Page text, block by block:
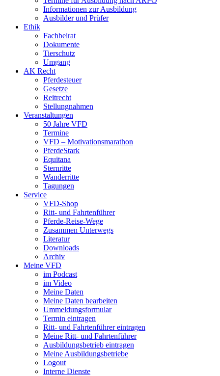
Informationen zur Ausbildung
Ausbilder und Prüfer
Ethik
Fachbeirat
Dokumente
Tierschutz
Umgang
AK Recht
Pferdesteuer
Gesetze
Reitrecht
Stellungnahmen
Veranstaltungen
50 Jahre VFD
Termine
VFD – Motivationsmarathon
PferdeStark
Equitana
Sternritte
Wanderritte
Tagungen
Service
VFD-Shop
Ritt- und Fahrtenführer
Pferde-Reise-Wege
Zusammen Unterwegs
Literatur
Downloads
Archiv
Meine VFD
im Podcast
im Video
Meine Daten
Meine Daten bearbeiten
Ummeldungsformular
Termin eintragen
Ritt- und Fahrtenführer eintragen
Meine Ritt- und Fahrtenführer
Ausbildungsbetrieb eintragen
Meine Ausbildungsbetriebe
Logout
Interne Dienste